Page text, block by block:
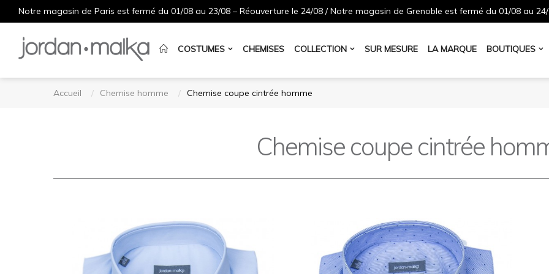
Notre magasin de Paris est fermé du 01/08 au 23/08 – Réouverture le 24/08 / Notre magasin de Grenoble est fermé du 01/08 au
COSTUMES CHEMISES COLLECTION SUR MESURE LA MARQUE BOUTIQUES
Accueil Chemise homme Chemise coupe cintrée homme
Chemise coupe cintrée